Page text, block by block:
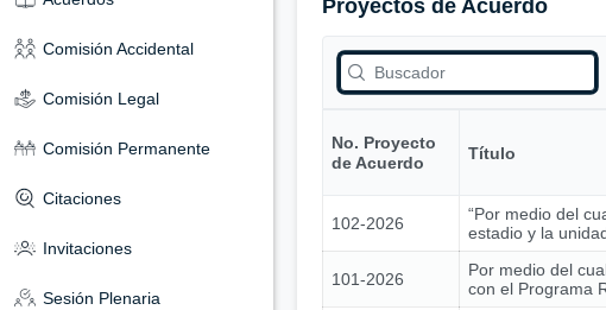
Comisión Accidental
Comisión Legal
Comisión Permanente
Citaciones
Invitaciones
Sesión Plenaria
Proyectos de Acuerdo
No. Proyecto
de Acuerdo
Título
102-2026
“Por medio del
estadio y la
101-2026
Por medio del
con el Programa